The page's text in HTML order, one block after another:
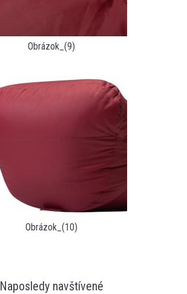
Obrázok_(9)
Obrázok_(10)
Naposledy navštívené